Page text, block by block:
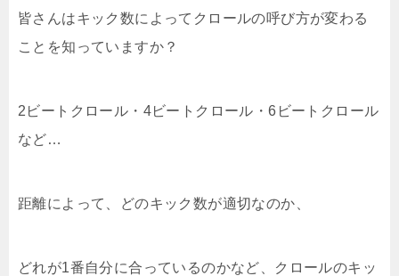
皆さんはキック数によってクロールの呼び方が変わる
ことを知っていますか？
2ビートクロール・4ビートクロール・6ビートクロール
など…
距離によって、どのキック数が適切なのか、
どれが1番自分に合っているのかなど、クロールのキッ